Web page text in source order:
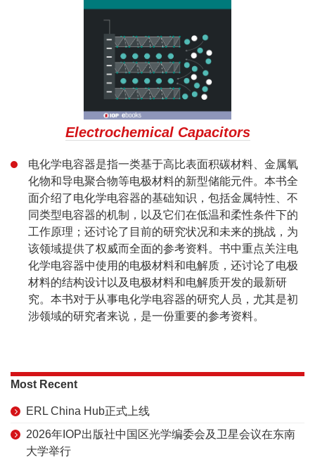
Electrochemical Capacitors
电化学电容器是指一类基于高比表面积碳材料、金属氧
化物和导电聚合物等电极材料的新型储能元件。本书全
面介绍了电化学电容器的基础知识，包括金属特性、不
同类型电容器的机制，以及它们在低温和柔性条件下的
工作原理；还讨论了目前的研究状况和未来的挑战，为
该领域提供了权威而全面的参考资料。书中重点关注电
化学电容器中使用的电极材料和电解质，还讨论了电极
材料的结构设计以及电极材料和电解质开发的最新研
究。本书对于从事电化学电容器的研究人员，尤其是初
涉领域的研究者来说，是一份重要的参考资料。
Most Recent
ERL China Hub正式上线
2026年IOP出版社中国区光学编委会及卫星会议在东南
大学举行